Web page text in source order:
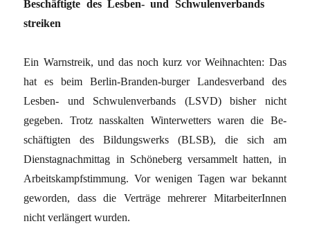
Beschäftigte des Lesben- und Schwulenverbands
streiken
Ein Warnstreik, und das noch kurz vor Weihnachten: Das
hat es beim Berlin-Branden-burger Landesverband des
Lesben- und Schwulenverbands (LSVD) bisher nicht
gegeben. Trotz nasskalten Winterwetters waren die Be-
schäftigten des Bildungswerks (BLSB), die sich am
Dienstagnachmittag in Schöneberg versammelt hatten, in
Arbeitskampfstimmung. Vor wenigen Tagen war bekannt
geworden, dass die Verträge mehrerer MitarbeiterInnen
nicht verlängert wurden.